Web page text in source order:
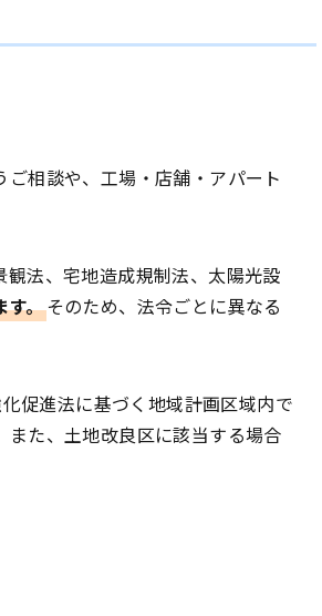
相談や、工場・店舗・アパート
法、宅地造成規制法、太陽光設
す。そのため、法令ごとに異なる
促進法に基づく地域計画区域内で
た、土地改良区に該当する場合